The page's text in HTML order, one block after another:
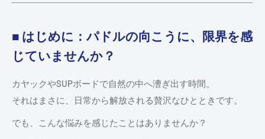
■ はじめに：パドルの向こうに、限界を感
じていませんか？
カヤックやSUPボードで自然の中へ漕ぎ出す時間。
それはまさに、日常から解放される贅沢なひとときです。
でも、こんな悩みを感じたことはありませんか？